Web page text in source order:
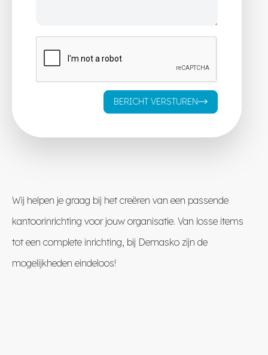
BERICHT VERSTUREN
Wij helpen je graag bij het creëren van een passende
kantoorinrichting voor jouw organisatie. Van losse items
tot een complete inrichting, bij Demasko zijn de
mogelijkheden eindeloos!